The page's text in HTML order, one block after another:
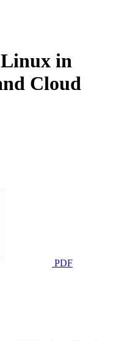
in
Cloud
PDF